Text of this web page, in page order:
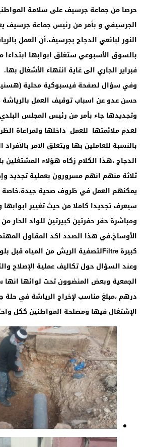
حرصا من جماعة جرسيف على سلامة
الجرسيفي و بأمر من رئيس جماعة جرسيف
النور لبائعي الدجاج بجرسيف،أن العمل
فبراير الجاري الى غاية انتهاء الأشغال بها.
وفي سؤال لصفحة فيسبوكية محلية
حسن عدو عن اسباب توقيف العمل بالرياشة
وتجديدها جاء بأمر من رئيس المجلس
لعدم ملائمتها للعمل داخلها ولمراعاة
بالنسبة للعاملين بها ويتعلق الامر
الدجاج ،هذا الكلام زكاه هؤلاء المشتغلين
ثلاثة منهم انهم مسرورون بعملية تجديد
يمكنهم العمل في ظروف صحية جيدة،خاصة
سيعرف تجديدا كاملا من حيث تغيير ابوابها
ومباشرة حفر حفرتين كبيرتين للواد الحار
الأوساخ،في هذا الصدد اكد المقاول
كبيرة Filtreلتصفية الريش من المياه قبل بلوغه مجرى الواد الحار..
وعند السؤال حول تكاليف عملية الإصلاح
درهم ،مبلغ مناسب لإخراج الرياشة في
الإشتغال فيها ومصلحة المواطنين ككل